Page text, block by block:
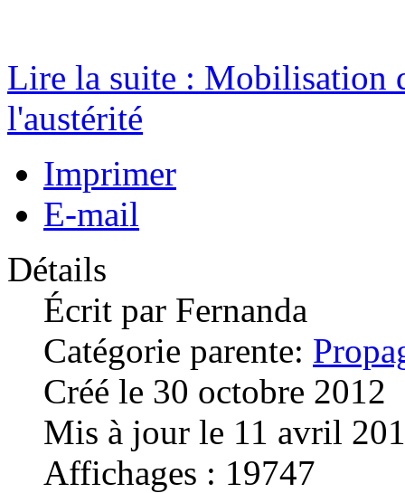
Lire la suite : Mobilisation
l'austérité
Imprimer
E-mail
Détails
Écrit par Fernanda
Catégorie parente:
Créé le 30 octobre 2012
Mis à jour le 11 avril
Affichages : 19747